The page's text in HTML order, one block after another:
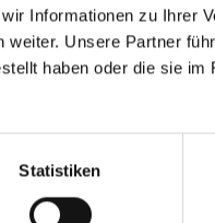
Informationen zu Ihrer
Unsere Partner
haben oder die sie im
Statistiken